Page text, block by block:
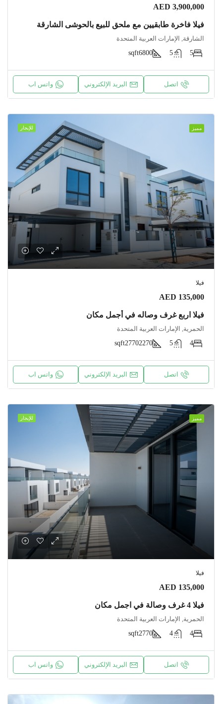
AED 3,900,000
فيلا فاخرة طابقيين مع ملحق للبيع بالحوشى الشارقة
الشارقة, الإمارات العربية المتحدة
5
5
6800
sqft
اتصل البريد الإلكتروني واتس اب
مميز للإيجار
فيلا
AED 135,000
فيلا اربع غرف وصاله في أجمل مكان
الحمرية, الإمارات العربية المتحدة
4
5
2270
sqft2770
اتصل البريد الإلكتروني واتس اب
مميز للإيجار
فيلا
AED 135,000
فيلا 4 غرف وصالة في اجمل مكان
الحمرية, الإمارات العربية المتحدة
4
4
2770
sqft
اتصل البريد الإلكتروني واتس اب